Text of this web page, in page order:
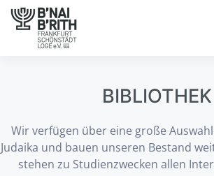
Skip to main content
BIBLIOTHEK
Wir verfügen über eine große
Judaika und bauen unseren Bestand
stehen zu Studienzwecken allen